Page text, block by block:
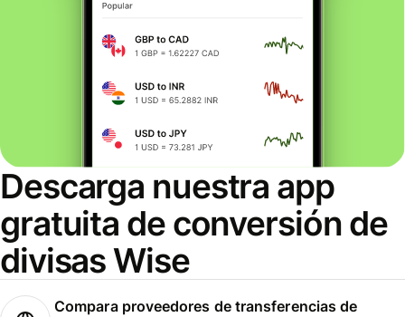
Descarga nuestra app
gratuita de conversión de
divisas Wise
Compara proveedores de transferencias de